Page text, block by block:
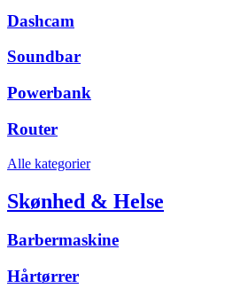
Dashcam
Soundbar
Powerbank
Router
Alle kategorier
Skønhed & Helse
Barbermaskine
Hårtørrer